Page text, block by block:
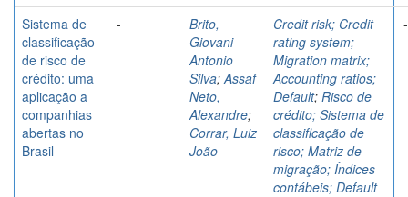
Sistema de
classificação
de risco de
crédito: uma
aplicação a
companhias
abertas no
Brasil
-
Brito,
Giovani
Antonio
Silva; Assaf
Neto,
Alexandre;
Corrar, Luiz
João
Credit risk; Credit
rating system;
Migration matrix;
Accounting ratios;
Default; Risco de
crédito; Sistema de
classificação de
risco; Matriz de
migração; Índices
contábeis; Default
-